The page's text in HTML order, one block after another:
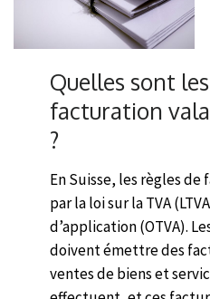
Quelles sont
facturation
?
En Suisse, les règles
par la loi sur la TVA
d’application (OTVA).
doivent émettre des
ventes de biens et